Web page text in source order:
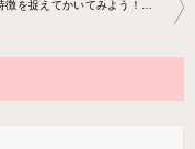
人物の特徴を捉えてかいてみよう！絵画教室 2015-5-6-no0001-0011